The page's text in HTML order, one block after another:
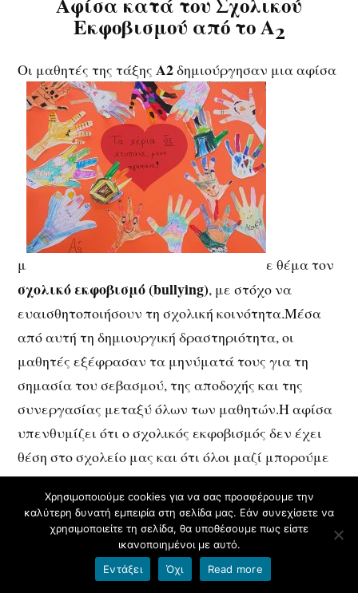
Εκφοβισμού από το Α2
Οι μαθητές της τάξηςΑ2δημιούργησαν μια αφίσα
μ ε θέμα τον
σχολικό εκφοβισμό (bullying), με στόχο να
ευαισθητοποιήσουν τη σχολική κοινότητα.Μέσα
από αυτή τη δημιουργική δραστηριότητα, οι
μαθητές εξέφρασαν τα μηνύματά τους για τη
σημασία του σεβασμού, της αποδοχής και της
συνεργασίας μεταξύ όλων των μαθητών.Η αφίσα
υπενθυμίζει ότι ο σχολικός εκφοβισμός δεν έχει
θέση στο σχολείο μας και ότι όλοι μαζί μπορούμε
να συμβάλουμε στη δημιουργία ενός ασφαλούς
και φιλικού σχολικού περιβάλλοντος.
-2025-2026-
Χρησιμοποιούμε cookies για να σας προσφέρουμε την
καλύτερη δυνατή εμπειρία στη σελίδα μας. Εάν συνεχίσετε να
χρησιμοποιείτε τη σελίδα, θα υποθέσουμε πως είστε
ικανοποιημένοι με αυτό.
Εντάξει
Όχι Read more